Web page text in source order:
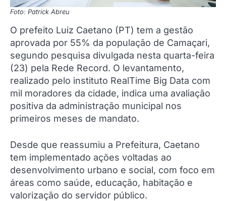
Foto: Patrick Abreu
O prefeito Luiz Caetano (PT) tem a gestão
aprovada por 55% da população de Camaçari,
segundo pesquisa divulgada nesta quarta-feira
(23) pela Rede Record. O levantamento,
realizado pelo instituto RealTime Big Data com
mil moradores da cidade, indica uma avaliação
positiva da administração municipal nos
primeiros meses de mandato.
Desde que reassumiu a Prefeitura, Caetano
tem implementado ações voltadas ao
desenvolvimento urbano e social, com foco em
áreas como saúde, educação, habitação e
valorização do servidor público.